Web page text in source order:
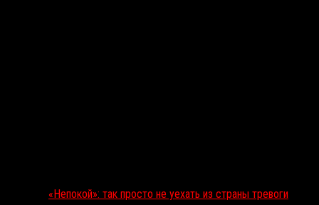
«Непокой»: так просто не уехать из страны тревоги